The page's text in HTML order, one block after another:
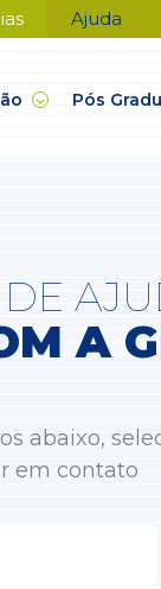
Ajuda
Pós
A
abaixo,
em contato